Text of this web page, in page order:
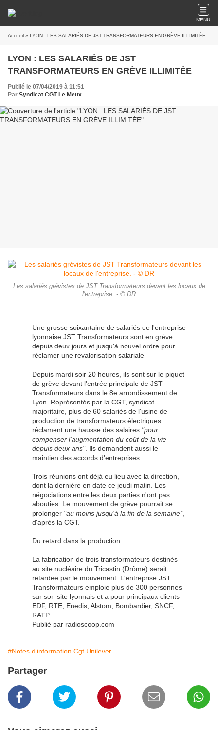
MENU
Accueil » LYON : LES SALARIÉS DE JST TRANSFORMATEURS EN GRÈVE ILLIMITÉE
LYON : LES SALARIÉS DE JST
TRANSFORMATEURS EN GRÈVE ILLIMITÉE
Publié le 07/04/2019 à 11:51
Par Syndicat CGT Le Meux
Les salariés grévistes de JST Transformateurs devant les locaux de
l'entreprise. - © DR
Une grosse soixantaine de salariés de l'entreprise
lyonnaise JST Transformateurs sont en grève
depuis deux jours et jusqu'à nouvel ordre pour
réclamer une revalorisation salariale.
Depuis mardi soir 20 heures, ils sont sur le piquet
de grève devant l'entrée principale de JST
Transformateurs dans le 8e arrondissement de
Lyon. Représentés par la CGT, syndicat
majoritaire, plus de 60 salariés de l'usine de
production de transformateurs électriques
réclament une hausse des salaires "pour
compenser l'augmentation du coût de la vie
depuis deux ans". Ils demandent aussi le
maintien des accords d'entreprises.
Trois réunions ont déjà eu lieu avec la direction,
dont la dernière en date ce jeudi matin. Les
négociations entre les deux parties n'ont pas
abouties. Le mouvement de grève pourrait se
prolonger "au moins jusqu'à la fin de la semaine",
d'après la CGT.
Du retard dans la production
La fabrication de trois transformateurs destinés
au site nucléaire du Tricastin (Drôme) serait
retardée par le mouvement. L'entreprise JST
Transformateurs emploie plus de 300 personnes
sur son site lyonnais et a pour principaux clients
EDF, RTE, Enedis, Alstom, Bombardier, SNCF,
RATP.
Publié par radioscoop.com
#Notes d'information Cgt Unilever
Partager